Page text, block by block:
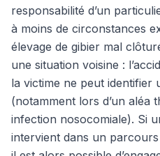
responsabilité d’un
à moins de circonstances
élevage de gibier mal
une situation voisine :
la victime ne peut identifier
(notamment lors d’un aléa
infection nosocomiale). Si
intervient dans un parcours